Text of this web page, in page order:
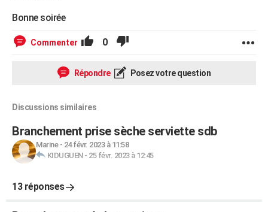
Bonne soirée
Commenter 0
Répondre Posez votre question
Discussions similaires
Branchement prise sèche serviette sdb
Marine- 24 févr. 2023 à 11:58
KIDUGUEN- 25 févr. 2023 à 12:45
13 réponses